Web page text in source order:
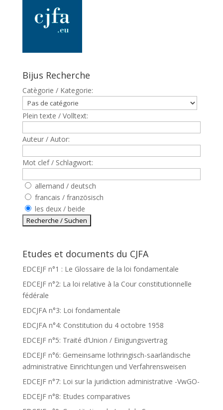
Bijus Recherche
Catègorie / Kategorie:
Plein texte / Volltext:
Auteur / Autor:
Mot clef / Schlagwort:
allemand / deutsch
francais / französisch
les deux / beide
Etudes et documents du CJFA
EDCEJF n°1 : Le Glossaire de la loi fondamentale
EDCEJF n°2: La loi relative à la Cour constitutionnelle
fédérale
EDCJFA n°3: Loi fondamentale
EDCJFA n°4: Constitution du 4 octobre 1958
EDCEJF n°5: Traité d’Union / Einigungsvertrag
EDCEJF n°6: Gemeinsame lothringisch-saarländische
administrative Einrichtungen und Verfahrensweisen
EDCEJF n°7: Loi sur la juridiction administrative -VwGO-
EDCEJF n°8: Etudes comparatives